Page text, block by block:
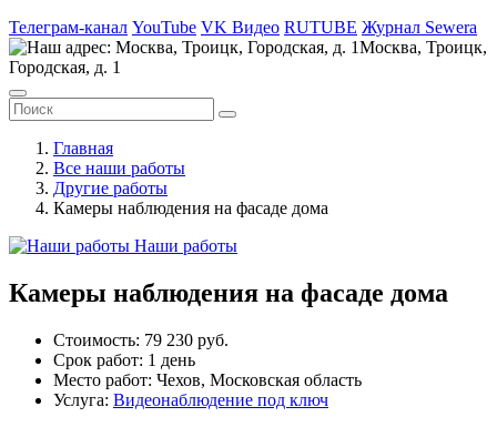
Телеграм-канал YouTube VK Видео RUTUBE Журнал Sewera
Москва, Троицк,
Городская, д. 1
Главная
Все наши работы
Другие работы
Камеры наблюдения на фасаде дома
Наши работы
Камеры наблюдения на фасаде дома
Стоимость: 79 230 руб.
Срок работ: 1 день
Место работ: Чехов, Московская область
Услуга: Видеонаблюдение под ключ